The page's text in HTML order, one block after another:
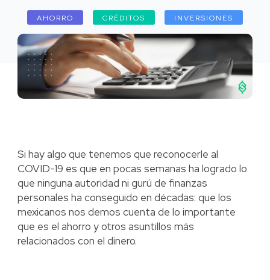
AHORRO CRÉDITOS INVERSIONES
Si hay algo que tenemos que reconocerle al
COVID-19 es que en pocas semanas ha logrado lo
que ninguna autoridad ni gurú de finanzas
personales ha conseguido en décadas: que los
mexicanos nos demos cuenta de lo importante
que es el ahorro y otros asuntillos más
relacionados con el dinero.